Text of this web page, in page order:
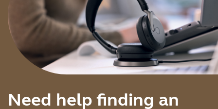
Need help finding an